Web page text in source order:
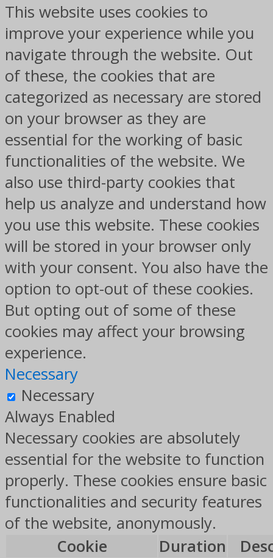
This website uses cookies to
improve your experience while you
navigate through the website. Out
of these, the cookies that are
categorized as necessary are stored
on your browser as they are
essential for the working of basic
functionalities of the website. We
also use third-party cookies that
help us analyze and understand how
you use this website. These cookies
will be stored in your browser only
with your consent. You also have the
option to opt-out of these cookies.
But opting out of some of these
cookies may affect your browsing
experience.
Necessary
Necessary
Always Enabled
Necessary cookies are absolutely
essential for the website to function
properly. These cookies ensure basic
functionalities and security features
of the website, anonymously.
Cookie
Duration